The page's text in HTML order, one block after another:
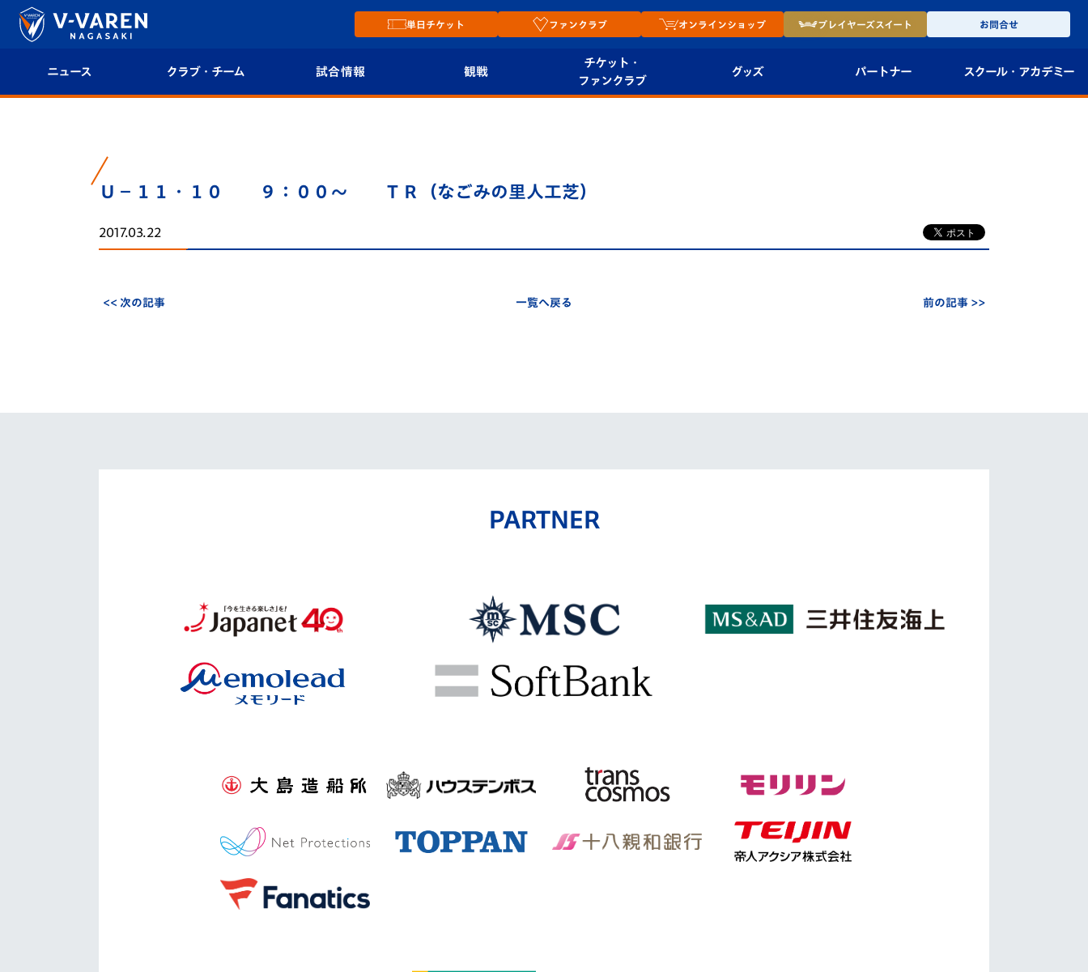
単日チケット ファンクラブ オンラインショップ プレイヤーズスイート お問合せ
ニュース クラブ・チーム
クラブ概要
エンブレム紹介
試合情報
順位表
観戦
チケット・
ファンクラブ
プレイヤーズスイート
グッズ パートナー スクール・ アカデミー
U-12
Ｕ－１１・１０ ９：００～ ＴＲ（なごみの里人工芝）
2017.03.22
<< 次の記事 一覧へ戻る 前の記事 >>
PARTNER